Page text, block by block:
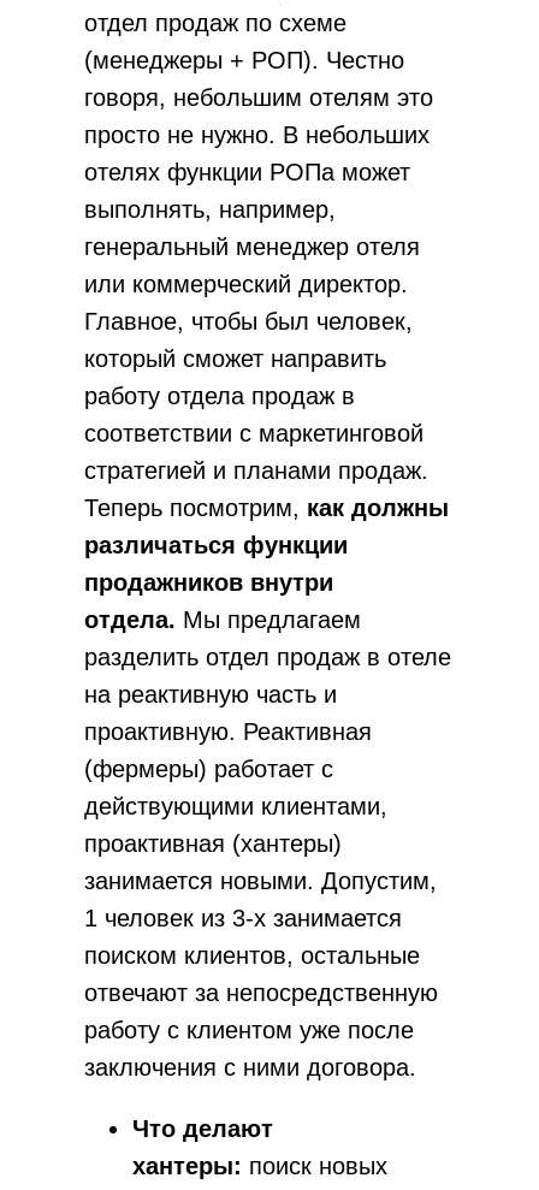
отдел продаж по схеме
(менеджеры + РОП). Честно
говоря, небольшим отелям это
просто не нужно. В небольших
отелях функции РОПа может
выполнять, например,
генеральный менеджер отеля
или коммерческий директор.
Главное, чтобы был человек,
который сможет направить
работу отдела продаж в
соответствии с маркетинговой
стратегией и планами продаж.
Теперь посмотрим, как должны
различаться функции
продажников внутри
отдела. Мы предлагаем
разделить отдел продаж в отеле
на реактивную часть и
проактивную. Реактивная
(фермеры) работает с
действующими клиентами,
проактивная (хантеры)
занимается новыми. Допустим,
1 человек из 3-х занимается
поиском клиентов, остальные
отвечают за непосредственную
работу с клиентом уже после
заключения с ними договора.
Что делают
хантеры: поиск новых
109052, Москва,
ул. Подъемная, д. 12, стр. 1
Независимый
гостиничный
+7 (929) 660-20-25
Создание стратегии продаж
mail@openhospitality.org
Бюджет доходов
Создание отдела продаж под ключ
Диагностика отдела продаж (аудит)
РОП в аренду
Скрипты бронирования
Разработка стандартов отдела продаж
Скрипты отдела продаж
Контроль качества звонков
Анализ агрегаторов
Настройка агрегаторов
Подбор сотрудников в отдел продаж
Маркетинговый план
Настройка позиционирования